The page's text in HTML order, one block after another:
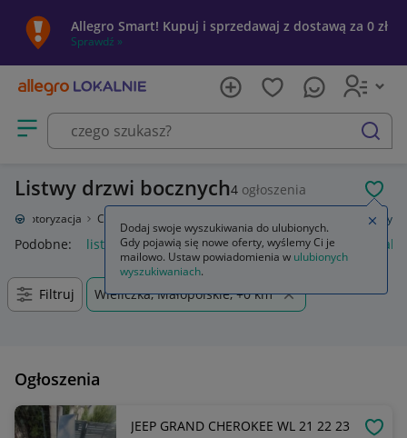
Allegro Smart! Kupuj i sprzedawaj z dostawą za 0 zł
Sprawdź »
Otwórz menu z kategoriami
szukaj
Listwy drzwi bocznych4 ogłoszenia
Motoryzacja Części samochodowe Listwy
Podobne: listwy listwy przypodłogowe listwy progowe
Filtruj Wieliczka, Małopolskie, +0 km
Ogłoszenia
JEEP GRAND CHEROKEE WL 21 22 23
Dodaj swoje wyszukiwania do ulubionych.
Gdy pojawią się nowe oferty, wyślemy Ci je
mailowo. Ustaw powiadomienia w ulubionych
wyszukiwaniach.